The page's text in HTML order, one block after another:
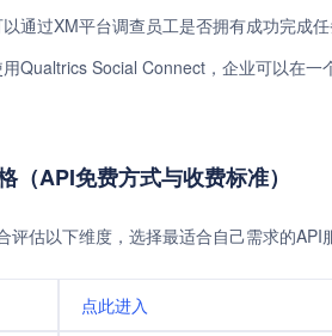
通过XM平台调查员工是否拥有成功完成
Qualtrics Social Connect，企业可以在
API免费方式与收费标准）
评估以下维度，选择最适合自己需求的
点此进入